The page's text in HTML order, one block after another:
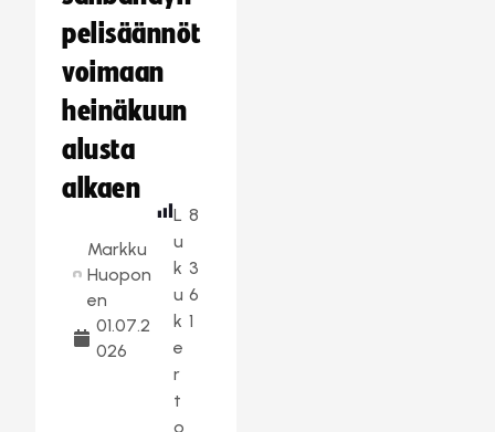
pelisäännöt
voimaan
heinäkuun
alusta
alkaen
Markku
Huopon
en
01.07.2
026
L
u
k
u
k
e
r
t
o
8
3
6
1